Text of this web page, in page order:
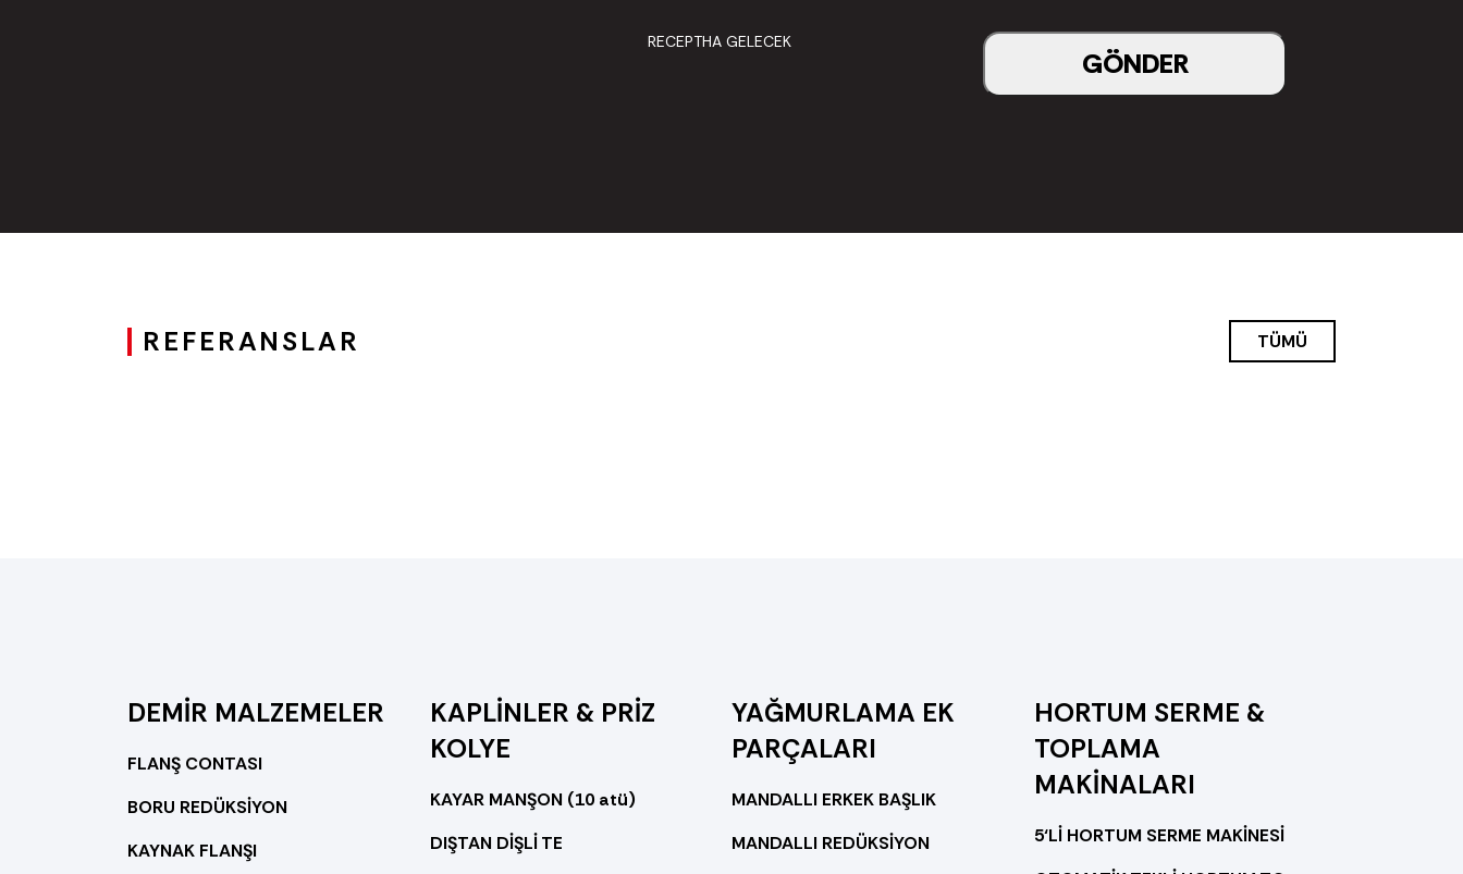
RECEPTHA GELECEK
GÖNDER
REFERANSLAR TÜMÜ
DEMİR MALZEMELER
FLANŞ CONTASI
BORU REDÜKSİYON
KAYNAK FLANŞI
KAPLİNLER & PRİZ
KOLYE
KAYAR MANŞON (10 atü)
DIŞTAN DİŞLİ TE
YAĞMURLAMA EK
PARÇALARI
MANDALLI ERKEK BAŞLIK
MANDALLI REDÜKSİYON
HORTUM SERME &
TOPLAMA
MAKİNALARI
5‘Lİ HORTUM SERME MAKİNESİ